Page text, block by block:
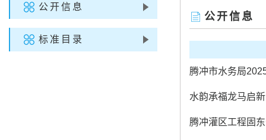
公开信息
腾冲市水务局
水韵承福龙马启
腾冲灌区工程固
公开信息
标准目录